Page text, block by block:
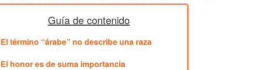
Guía de contenido
El término “árabe” no describe una raza
El honor es de suma importancia